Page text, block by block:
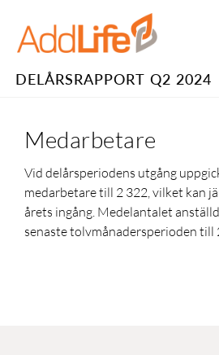
DELÅRSRAPPORT Q2 2024
Medarbetare
Vid delårsperiodens utgång
medarbetare till 2 322, vilket kan
årets ingång. Medelantalet
senaste tolvmånadersperioden till